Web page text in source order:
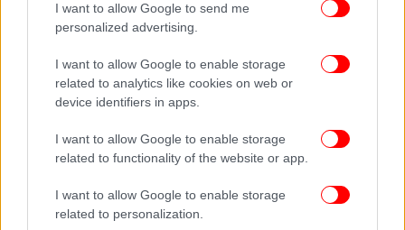
I want to allow Google to send me
personalized advertising.
I want to allow Google to enable storage
related to analytics like cookies on web or
device identifiers in apps.
I want to allow Google to enable storage
related to functionality of the website or app.
I want to allow Google to enable storage
related to personalization.
08/01/2024 16:02
Τι δεν θα χρειάζεται να ξανακάνει η πριγκίπισσα
Μαίρη της Δανίας όταν γίνει βασίλισσα -Μία και
μόνο κίνηση